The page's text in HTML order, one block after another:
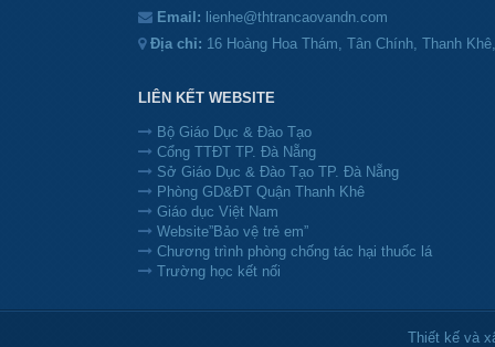
Email: lienhe@thtrancaovandn.com
Địa chỉ: 16 Hoàng Hoa Thám, Tân Chính, Thanh
LIÊN KẾT WEBSITE
Bộ Giáo Dục & Đào Tạo
Cổng TTĐT TP. Đà Nẵng
Sở Giáo Dục & Đào Tạo TP. Đà Nẵng
Phòng GD&ĐT Quận Thanh Khê
Giáo dục Việt Nam
Website”Bảo vệ trẻ em”
Chương trình phòng chống tác hại thuốc lá
Trường học kết nối
Thiết kế và